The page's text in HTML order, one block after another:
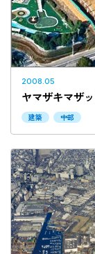
2008.05
ヤマザキマザ
建築 中部